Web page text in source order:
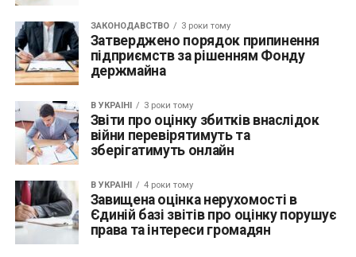
ЗАКОНОДАВСТВО 3 роки тому
Затверджено порядок припинення
підприємств за рішенням Фонду
держмайна
В УКРАЇНІ 3 роки тому
Звіти про оцінку збитків внаслідок
війни перевірятимуть та
зберігатимуть онлайн
В УКРАЇНІ 4 роки тому
Завищена оцінка нерухомості в
Єдиній базі звітів про оцінку порушує
права та інтереси громадян